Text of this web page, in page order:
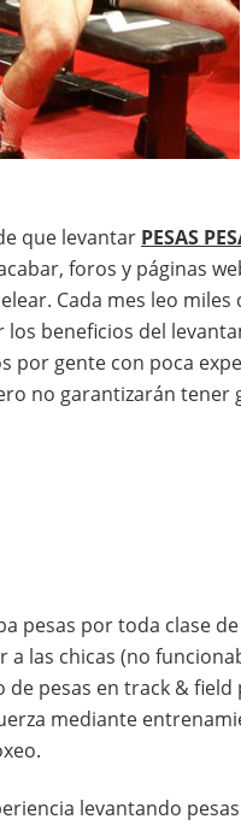
que levantar PESAS
foros y páginas
Cada mes leo
beneficios del
gente con poca
no garantizarán tener
pesas por toda clase
las chicas (no
pesas en track &
mediante
levantando